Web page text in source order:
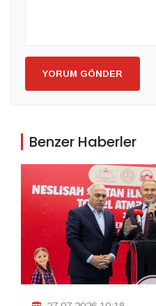
YORUM GÖNDER
Benzer Haberler